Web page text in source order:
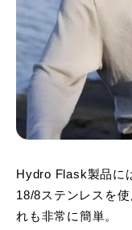
Hydro Flask製品に
18/8ステンレスを
れも非常に簡単。